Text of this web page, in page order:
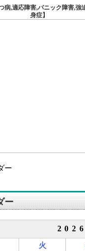
,適応障害,パニック障害,強
身症】
ー
ー
火